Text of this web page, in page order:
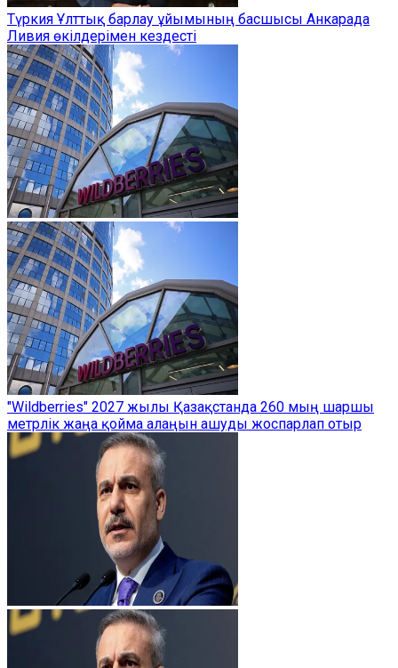
Түркия Ұлттық барлау ұйымының басшысы Анкарада
Ливия өкілдерімен кездесті
"Wildberries" 2027 жылы Қазақстанда 260 мың шаршы
метрлік жаңа қойма алаңын ашуды жоспарлап отыр